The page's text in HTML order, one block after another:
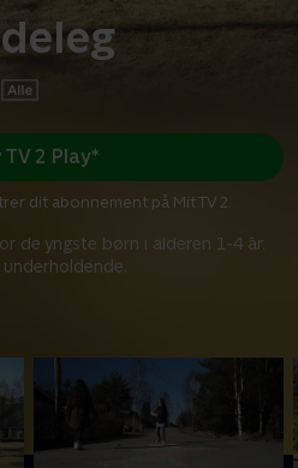
de yngste børn i alderen 1-4 år.
TV 2 Play*
dit abonnement på Mit TV 2.